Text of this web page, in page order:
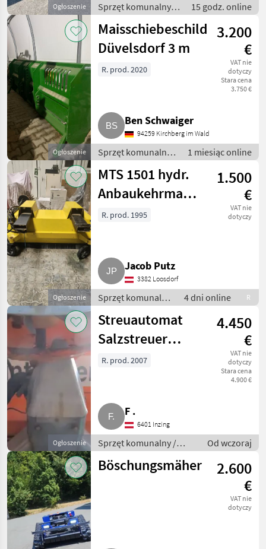
Ogłoszenie
Sprzęt komunalny /
Zamiatarki
15 godz. online
Ogłoszenie
Maisschiebeschild
Düvelsdorf 3 m
3.200
€
VAT nie
dotyczy
Stara cena
3.750 €
R. prod. 2020
Ben Schwaiger
94259 Kirchberg im Wald
Sprzęt komunalny /
Zamiatarki
1 miesiąc online
Ogłoszenie
MTS 1501 hydr.
Anbaukehrmaschine
für Stapler,
1.500
€
VAT nie
dotyczy
R. prod. 1995
Jacob Putz
3382 Loosdorf
Sprzęt komunalny
/ Zamiatarki
4 dni online R
Ogłoszenie
Streuautomat
Salzstreuer
Gmeiner STA
4.450
€
VAT nie
dotyczy
Stara cena
4.900 €
R. prod. 2007
F .
6401 Inzing
Sprzęt komunalny /
Sprzęt do rozsiewania
Od wczoraj
Böschungsmäher
2.600
€
VAT nie
dotyczy